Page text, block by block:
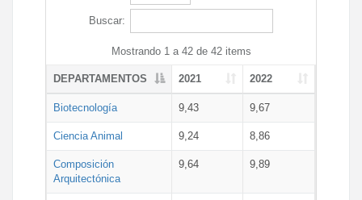
Buscar:
Mostrando 1 a 42 de 42 items
DEPARTAMENTOS 2021 2022
Biotecnología 9,43 9,67
Ciencia Animal 9,24 8,86
Composición
Arquitectónica
9,64 9,89